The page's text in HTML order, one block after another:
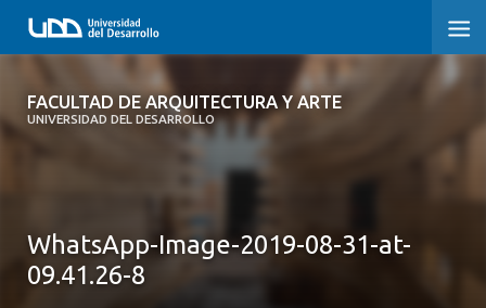
FACULTAD DE ARQUITECTURA Y ARTE
UNIVERSIDAD DEL DESARROLLO
FACULTAD DE ARQUITECTURA Y ARTE
CARRERA
WhatsApp-Image-2019-08-31-at-
09.41.26-8